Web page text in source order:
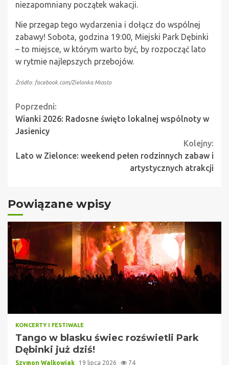
niezapomniany początek wakacji.
Nie przegap tego wydarzenia i dołącz do wspólnej
zabawy! Sobota, godzina 19:00, Miejski Park Dębinki
– to miejsce, w którym warto być, by rozpocząć lato
w rytmie najlepszych przebojów.
Źródło: facebook.com/Zielonka.Miasto
Continue
Reading
Poprzedni:
Wianki 2026: Radosne święto lokalnej wspólnoty w
Jasienicy
Kolejny:
Lato w Zielonce: weekend pełen rodzinnych zabaw i
artystycznych atrakcji
Powiązane wpisy
KONCERTY I FESTIWALE
Tango w blasku świec rozświetli Park
Dębinki już dziś!
Szymon Walkowiak 19 lipca 2026 74